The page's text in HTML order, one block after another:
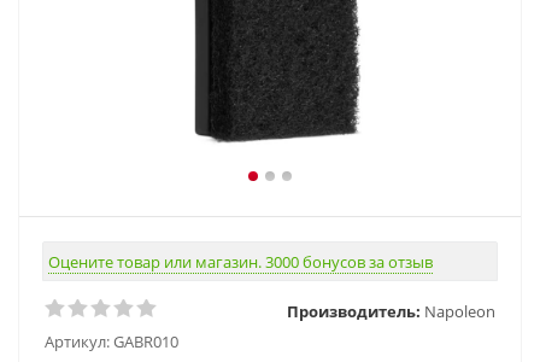
Оцените товар или магазин. 3000 бонусов за отзыв
Артикул:GABR010
Производитель: Napoleon